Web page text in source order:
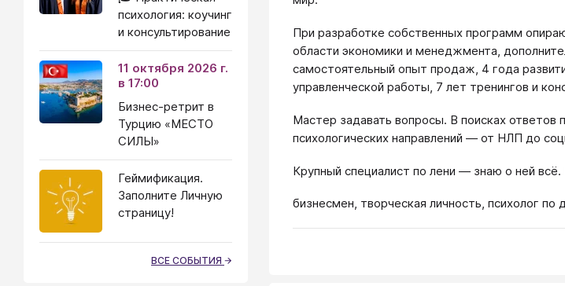
При разработке собственных программ
области экономики и менеджмента,
самостоятельный опыт продаж, 4 года
управленческой работы, 7 лет тренингов и
Мастер задавать вопросы. В поисках
психологических направлений — от НЛП до
Крупный специалист по лени — знаю о ней
бизнесмен, творческая личность, психолог по
психология: коучинг
и консультирование
11 октября 2026 г.
в 17:00
Бизнес-ретрит в
Турцию «МЕСТО
СИЛЫ»
Геймификация.
Заполните Личную
страницу!
ВСЕ СОБЫТИЯ